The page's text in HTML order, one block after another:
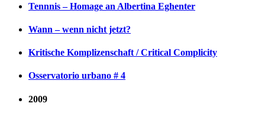
Tennnis – Homage an Albertina Eghenter
Wann – wenn nicht jetzt?
Kritische Komplizenschaft / Critical Complicity
Osservatorio urbano # 4
2009